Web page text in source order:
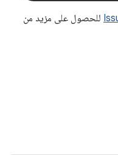
للحصول على مزيد من